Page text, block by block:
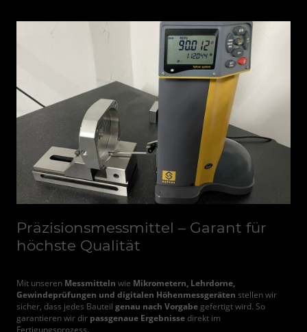
Präzisionsmessmittel – Garant für
höchste Qualität
Mit unseren Messmitteln wie Mikrometern, Lehrdorne,
Gewindeprüfungen und digitalen Höhenmessgeräten stellen wir
sicher, dass jedes Bauteil genau nach Vorgabe gefertigt wird. So
garantieren wir dir passgenaue Ergebnisse direkt im
Fertigungsprozess.